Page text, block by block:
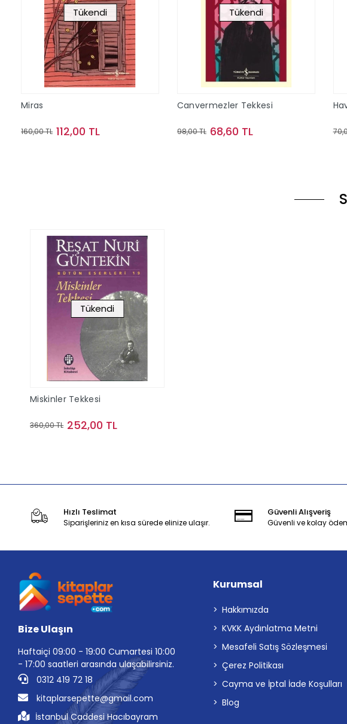
Tükendi
Miras
160,00 TL 112,00 TL
Tükendi
Canvermezler Tekkesi
98,00 TL 68,60 TL
Tükendi
Miskinler Tekkesi
360,00 TL 252,00 TL
Hızlı Teslimat
Siparişleriniz en kısa sürede elinize ulaşır.
Güvenli Alışveriş
Güvenli ve kolay
Bize Ulaşın
Haftaiçi 09:00 - 19:00 Cumartesi 10:00
- 17:00 saatleri arasında ulaşabilirsiniz.
0312 419 72 18
kitaplarsepette@gmail.com
İstanbul Caddesi Hacıbayram
Kurumsal
Hakkımızda
KVKK Aydınlatma Metni
Mesafeli Satış Sözleşmesi
Çerez Politikası
Cayma ve İptal İade Koşulları
Blog